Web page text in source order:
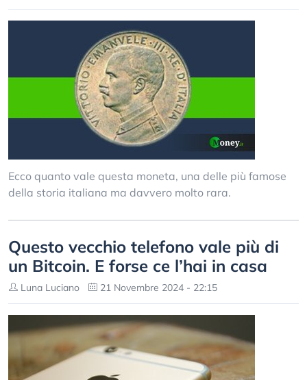
Ecco quanto vale questa moneta, una delle più famose
della storia italiana ma davvero molto rara.
Questo vecchio telefono vale più di
un Bitcoin. E forse ce l’hai in casa
Luna Luciano 21 Novembre 2024 - 22:15